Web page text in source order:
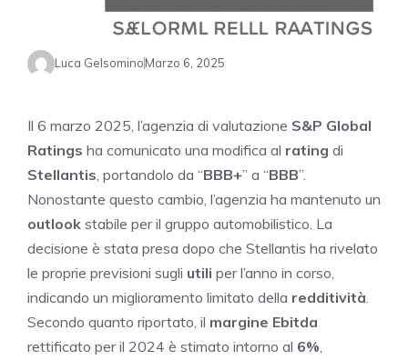
Luca GelsominoMarzo 6, 2025
Il 6 marzo 2025, l’agenzia di valutazione S&P Global
Ratings ha comunicato una modifica al rating di
Stellantis , portandolo da “BBB+” a “BBB”.
Nonostante questo cambio, l’agenzia ha mantenuto un
outlook stabile per il gruppo automobilistico. La
decisione è stata presa dopo che Stellantis ha rivelato
le proprie previsioni sugli utili per l’anno in corso,
indicando un miglioramento limitato della redditività
Secondo quanto riportato, il margine Ebitda
rettificato per il 2024 è stimato intorno al 6%